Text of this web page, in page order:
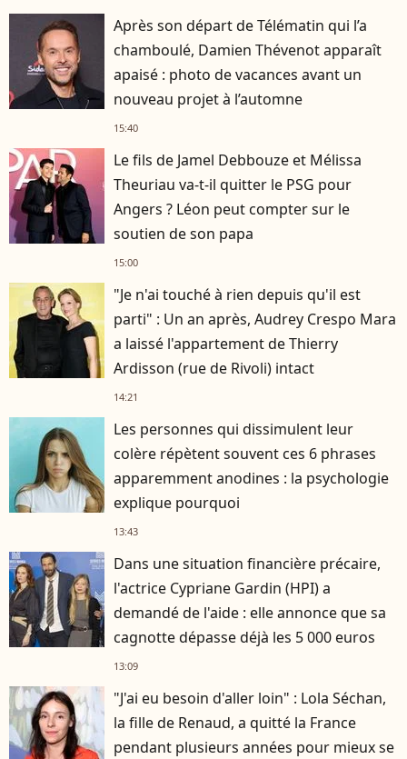
Après son départ de Télématin qui l’a
chamboulé, Damien Thévenot apparaît
apaisé : photo de vacances avant un
nouveau projet à l’automne
15:40
Le fils de Jamel Debbouze et Mélissa
Theuriau va-t-il quitter le PSG pour
Angers ? Léon peut compter sur le
soutien de son papa
15:00
"Je n'ai touché à rien depuis qu'il est
parti" : Un an après, Audrey Crespo Mara
a laissé l'appartement de Thierry
Ardisson (rue de Rivoli) intact
14:21
Les personnes qui dissimulent leur
colère répètent souvent ces 6 phrases
apparemment anodines : la psychologie
explique pourquoi
13:43
Dans une situation financière précaire,
l'actrice Cypriane Gardin (HPI) a
demandé de l'aide : elle annonce que sa
cagnotte dépasse déjà les 5 000 euros
13:09
"J'ai eu besoin d'aller loin" : Lola Séchan,
la fille de Renaud, a quitté la France
pendant plusieurs années pour mieux se